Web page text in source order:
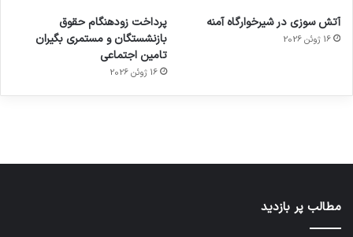
آتش سوزی در شیرخوارگاه آمنه
16 ژوئن 2026
پرداخت زودهنگام حقوق
بازنشستگان و مستمری بگیران
تامین اجتماعی
16 ژوئن 2026
برای
کشف
توسط
مجازی
…
ساعت
هوشمند
با طعم
توسط
ژاکت
در
های
2023
توسط
مطالب پر بازدید